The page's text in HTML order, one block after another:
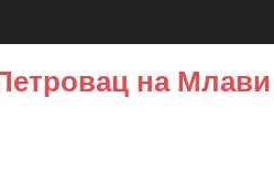
на Млави